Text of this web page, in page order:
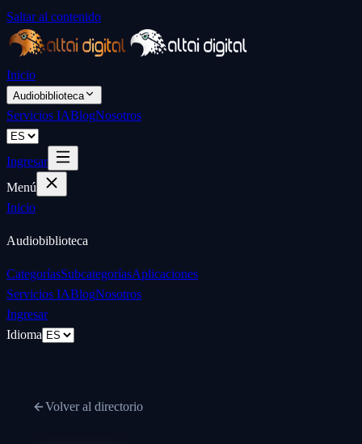
Saltar al contenido
Inicio
Audiobiblioteca
Servicios IABlogNosotros
Ingresar
Menú
Inicio
Audiobiblioteca
CategoríasSubcategoríasAplicaciones
Servicios IABlogNosotros
Ingresar
Idioma
Volver al directorio